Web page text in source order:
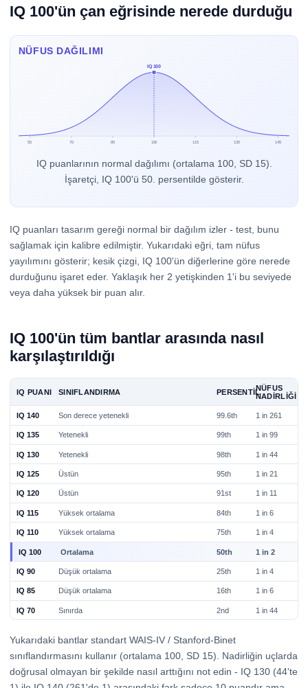
IQ 100'ün çan eğrisinde nerede durduğu
NÜFUS DAĞILIMI
55 70 85 100 115 130 145
IQ 100
IQ puanlarının normal dağılımı (ortalama 100, SD 15).
İşaretçi, IQ 100'ü 50. persentilde gösterir.
IQ puanları tasarım gereği normal bir dağılım izler - test, bunu
sağlamak için kalibre edilmiştir. Yukarıdaki eğri, tam nüfus
yayılımını gösterir; kesik çizgi, IQ 100'ün diğerlerine göre nerede
durduğunu işaret eder. Yaklaşık her 2 yetişkinden 1'i bu seviyede
veya daha yüksek bir puan alır.
IQ 100'ün tüm bantlar arasında nasıl
karşılaştırıldığı
IQ PUANI SINIFLANDIRMA PERSENTILNÜFUS
NADIRLIĞI
IQ 140 Son derece yetenekli 99.6th 1 in 261
IQ 135 Yetenekli 99th 1 in 99
IQ 130 Yetenekli 98th 1 in 44
IQ 125 Üstün 95th 1 in 21
IQ 120 Üstün 91st 1 in 11
IQ 115 Yüksek ortalama 84th 1 in 6
IQ 110 Yüksek ortalama 75th 1 in 4
IQ 100 Ortalama 50th 1 in 2
IQ 90 Düşük ortalama 25th 1 in 4
IQ 85 Düşük ortalama 16th 1 in 6
IQ 70 Sınırda 2nd 1 in 44
Yukarıdaki bantlar standart WAIS-IV / Stanford-Binet
sınıflandırmasını kullanır (ortalama 100, SD 15). Nadirliğin uçlarda
doğrusal olmayan bir şekilde nasıl arttığını not edin - IQ 130 (44'te